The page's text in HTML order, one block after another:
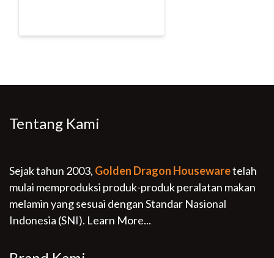
Tentang Kami
Sejak tahun 2003, Golden Dragon Housewaretelah
mulai memproduksi produk-produk peralatan makan
melamin yang sesuai dengan Standar Nasional
Indonesia (SNI). Learn More...